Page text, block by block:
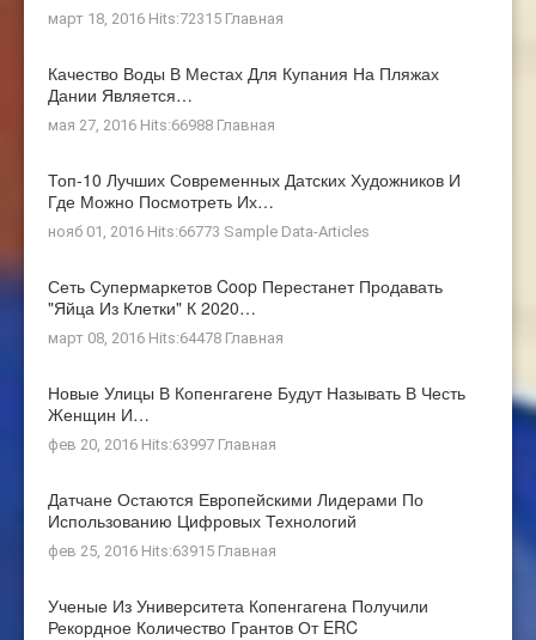
март 18, 2016 Hits:72315 Главная
Качество Воды В Местах Для Купания На Пляжах
Дании Является…
мая 27, 2016 Hits:66988 Главная
Топ-10 Лучших Современных Датских Художников И
Где Можно Посмотреть Их…
нояб 01, 2016 Hits:66773 Sample Data-Articles
Сеть Супермаркетов Coop Перестанет Продавать
"яйца Из Клетки" К 2020…
март 08, 2016 Hits:64478 Главная
Новые Улицы В Копенгагене Будут Называть В Честь
Женщин И…
фев 20, 2016 Hits:63997 Главная
Датчане Остаются Европейскими Лидерами По
Использованию Цифровых Технологий
фев 25, 2016 Hits:63915 Главная
Ученые Из Университета Копенгагена Получили
Рекордное Количество Грантов От ERC